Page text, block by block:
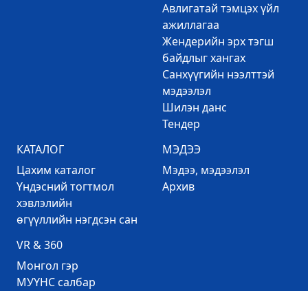
Авлигатай тэмцэх үйл
ажиллагаа
Жендерийн эрх тэгш
байдлыг хангах
Санхүүгийн нээлттэй
мэдээлэл
Шилэн данс
Тендер
КАТАЛОГ
Цахим каталог
Үндэсний тогтмол
хэвлэлийн
өгүүллийн нэгдсэн сан
МЭДЭЭ
Mэдээ, мэдээлэл
Архив
VR & 360
Mонгол гэр
МУҮНС салбар